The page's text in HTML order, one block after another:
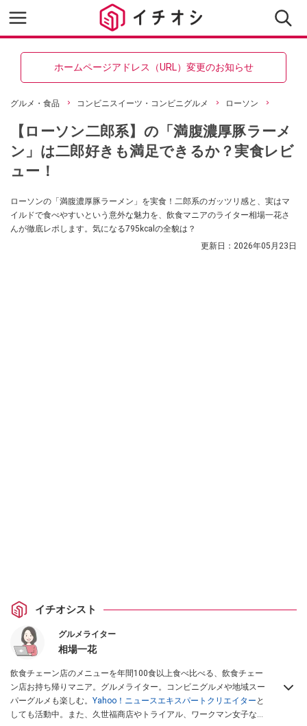
ホームページアドレス（URL）変更のお知らせ
グルメ・食品 コンビニスイーツ・コンビニグルメ ローソン
【ローソン二郎系】の「満腹濃厚豚ラーメ
ン」は二郎好きも満足できるか？実食レビ
ュー！
ローソンの「満腹濃厚豚ラーメン」を実食！二郎系のガッツリ感と、実はマ
イルドで食べやすいという意外な魅力を、飲食マニアのライター相場一花さ
んが徹底レポします。気になる795kcalの全貌は？
更新日： 2026年05月23日
イチオシスト
グルメライター
相場一花
飲食チェーン店のメニューを年間100食以上食べ比べる、飲食チェー
ン店お持ち帰りマニア。グルメライター。コンビニグルメや地域スー
パーグルメも楽しむ。 Yahoo！ニュースエキスパートクリエイター と
しても活動中。また、久世福商店やトライアル、ワークマン女子など